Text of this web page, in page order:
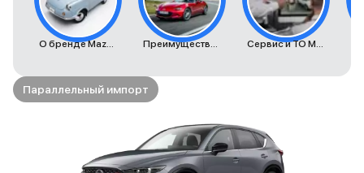
О бренде Mazda Преимущества автомобилей Mazda Сервис и ТО Mazda
Параллельный импорт